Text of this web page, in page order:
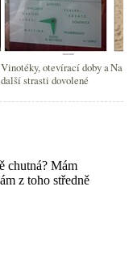
Vinotéky, otevírací doby a
další strasti dovolené
Na